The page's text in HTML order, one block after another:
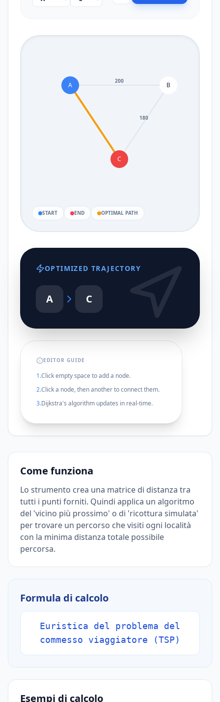
200
180
A B
C
START END OPTIMAL PATH
OPTIMIZED TRAJECTORY
A C
EDITOR GUIDE
1.Click empty space to add a node.
2.Click a node, then another to connect them.
3.Dijkstra's algorithm updates in real-time.
Come funziona
Lo strumento crea una matrice di distanza tra
tutti i punti forniti. Quindi applica un algoritmo
del 'vicino più prossimo' o di 'ricottura simulata'
per trovare un percorso che visiti ogni località
con la minima distanza totale possibile
percorsa.
Formula di calcolo
Euristica del problema del
commesso viaggiatore (TSP)
Esempi di calcolo